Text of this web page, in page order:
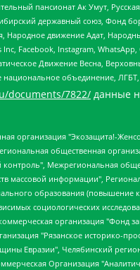
пансионат Ак Умут,
державный союз, Фонд
Народное движение Адат,
Facebook, Instagram,
Движение Весна,
национальное объединение,
documents/7822/ данные
Организация "Аналитический Центр Юрия Левады", Автономная некоммерческая организация социальной поддержки населения "Проект Апрель", Региональная общественная организация помощи женщинам и детям, находящимся в кризисной ситуации "Информационно-методический центр "Анна", Фонд содействия развитию массовых коммуникаций и правовому просвещению "Так-так-Так", Фонд содействия устойчивому развитию "Серебряная тайга", Свердловский региональный общественный фонд социальных проектов "Новое время", "Idel.Реалии", Кавказ.Реалии, Крым.Реалии, Телеканал Настоящее Время, Татаро-башкирская служба Радио Свобода (Azatliq Radiosi), Радио Свободная Европа/Радио Свобода (PCE/PC), "Сибирь.Реалии", "Фактограф", Благотворительный фонд помощи осужденным и их семьям, Автономная некоммерческая организация "Институт глобализации и социальных движений", Фонд "В защиту прав заключенных", Частное учреждение "Центр поддержки и содействия развитию средств массовой информации", Пензенский региональный общественный благотворительный фонд "Гражданский союз", "Север.Реалии", Некоммерческая организация Фонд "Правовая инициатива", Общество с ограниченной ответственностью "Радио Свободная Европа/Радио Свобода", Чешское информационное агентство "MEDIUM-ORIENT", Красноярская региональная общественная организация "Мы против СПИДа", Камалягин Денис Николаевич, Маркелов Сергей Евгеньевич, Пономарев Лев Александрович, Савицкая Людмила